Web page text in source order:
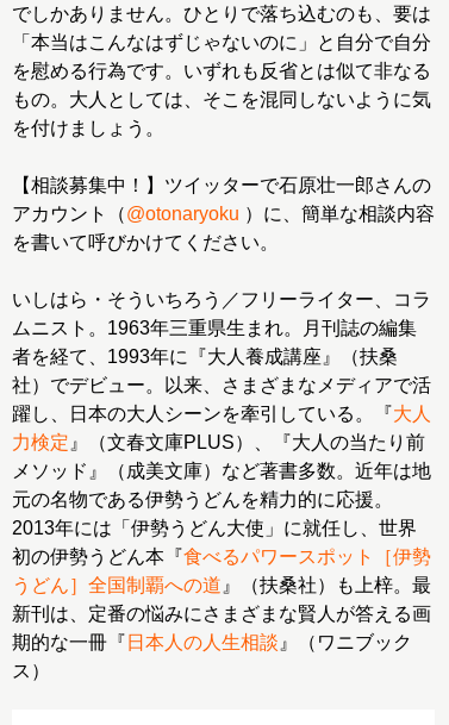
でしかありません。ひとりで落ち込むのも、要は
「本当はこんなはずじゃないのに」と自分で自分
を慰める行為です。いずれも反省とは似て非なる
もの。大人としては、そこを混同しないように気
を付けましょう。
【相談募集中！】ツイッターで石原壮一郎さんの
アカウント（@otonaryoku ）に、簡単な相談内容
を書いて呼びかけてください。
いしはら・そういちろう／フリーライター、コラ
ムニスト。1963年三重県生まれ。月刊誌の編集
者を経て、1993年に『大人養成講座』（扶桑
社）でデビュー。以来、さまざまなメディアで活
躍し、日本の大人シーンを牽引している。『大人
力検定 』（文春文庫PLUS）、『大人の当たり前
メソッド』（成美文庫）など著書多数。近年は地
元の名物である伊勢うどんを精力的に応援。
2013年には「伊勢うどん大使」に就任し、世界
初の伊勢うどん本『食べるパワースポット［伊勢
うどん］全国制覇への道 』（扶桑社）も上梓。最
新刊は、定番の悩みにさまざまな賢人が答える画
期的な一冊『 日本人の人生相談 』（ワニブック
ス）